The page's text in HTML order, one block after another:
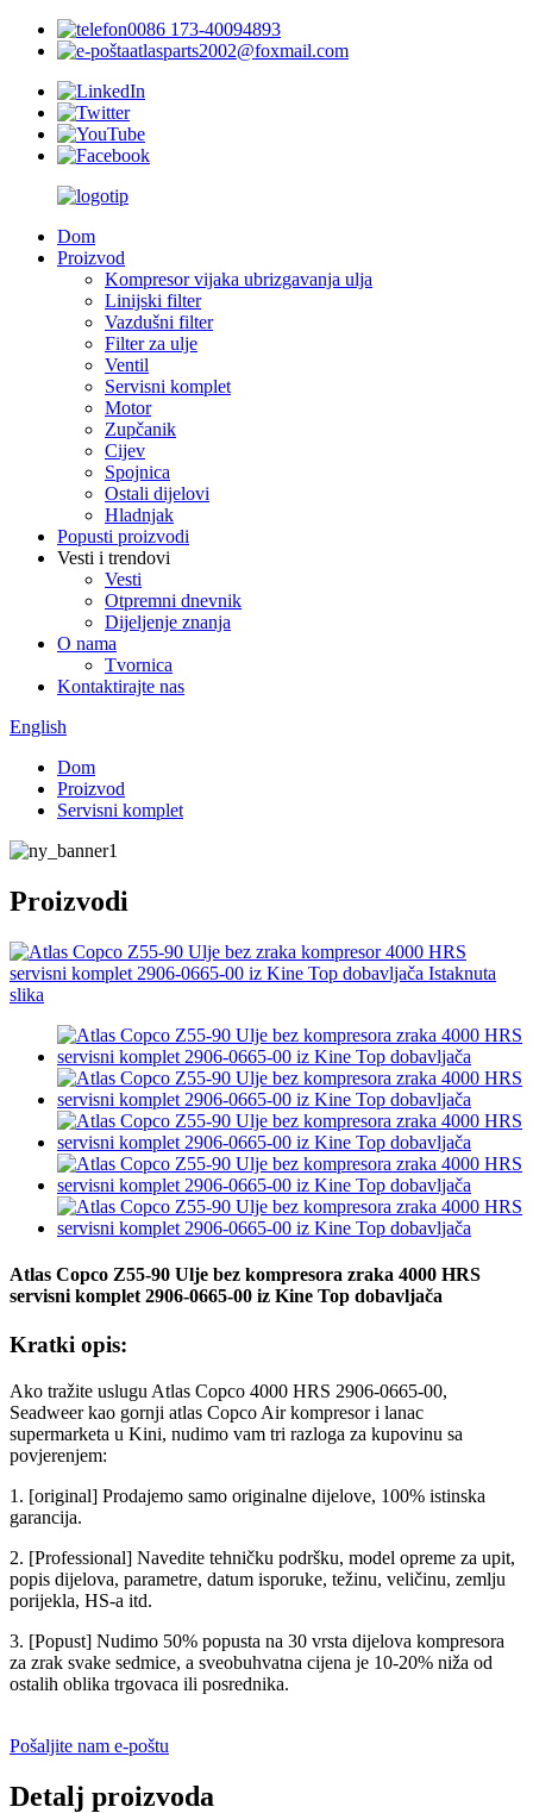
0086 173-40094893
atlasparts2002@foxmail.com
Dom
Proizvod
Kompresor vijaka ubrizgavanja ulja
Linijski filter
Vazdušni filter
Filter za ulje
Ventil
Servisni komplet
Motor
Zupčanik
Cijev
Spojnica
Ostali dijelovi
Hladnjak
Popusti proizvodi
Vesti i trendovi
Vesti
Otpremni dnevnik
Dijeljenje znanja
O nama
Tvornica
Kontaktirajte nas
English
Dom
Proizvod
Servisni komplet
Proizvodi
Atlas Copco Z55-90 Ulje bez kompresora zraka 4000 HRS
servisni komplet 2906-0665-00 iz Kine Top dobavljača
Kratki opis:
Ako tražite uslugu Atlas Copco 4000 HRS 2906-0665-00,
Seadweer kao gornji atlas Copco Air kompresor i lanac
supermarketa u Kini, nudimo vam tri razloga za kupovinu sa
povjerenjem:
1. [original] Prodajemo samo originalne dijelove, 100% istinska
garancija.
2. [Professional] Navedite tehničku podršku, model opreme za upit,
popis dijelova, parametre, datum isporuke, težinu, veličinu, zemlju
porijekla, HS-a itd.
3. [Popust] Nudimo 50% popusta na 30 vrsta dijelova kompresora
za zrak svake sedmice, a sveobuhvatna cijena je 10-20% niža od
ostalih oblika trgovaca ili posrednika.
Pošaljite nam e-poštu
Detalj proizvoda